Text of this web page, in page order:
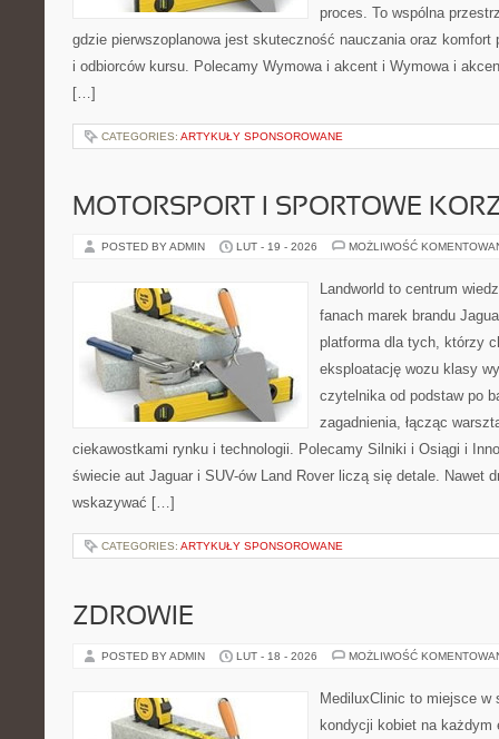
proces. To wspólna
gdzie pierwszoplanowa jest skuteczność nauczania oraz
i odbiorców kursu. Polecamy Wymowa i akcent i Wymowa i
[…]
CATEGORIES: ARTYKUŁY SPONSOROWANE
MOTORSPORT I SPORTOWE
POSTED BY ADMIN LUT - 19 - 2026 MOŻLIWOŚĆ
Landworld to centrum
fanach marek brandu
platforma dla tych, którzy
eksploatację wozu klasy
czytelnika od podstaw po
zagadnienia, łącząc
ciekawostkami rynku i technologii. Polecamy Silniki i Osiągi i
świecie aut Jaguar i SUV-ów Land Rover liczą się detale. Nawet
wskazywać […]
CATEGORIES: ARTYKUŁY SPONSOROWANE
ZDROWIE
POSTED BY ADMIN LUT - 18 - 2026 MOŻLIWOŚĆ
MediluxClinic to miejsce
kondycji kobiet na każdym